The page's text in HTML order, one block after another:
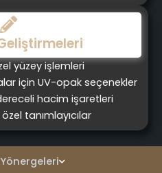
yüzey işlemleri
için UV-opak seçenekler
hacim işaretleri
tanımlayıcılar